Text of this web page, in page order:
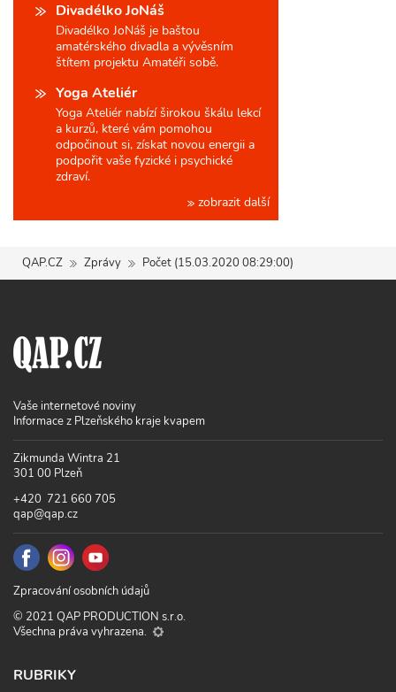
Divadélko JoNáš
Divadélko JoNáš je baštou
amatérského divadla a vývěsním
štítem projektu Amatéři sobě.
Yoga Ateliér
Yoga Ateliér nabízí širokou škálu lekcí
a kurzů, které vám pomohou
odpočinout si, získat novou energii a
podpořit vaše fyzické i psychické
zdraví.
zobrazit další
QAP.CZ Zprávy Počet (15.03.2020 08:29:00)
Vaše internetové noviny
Informace z Plzeňského kraje kvapem
Zikmunda Wintra 21
301 00 Plzeň
+420 721 660 705
qap@qap.cz
Zpracování osobních údajů
© 2021 QAP PRODUCTION s.r.o.
Všechna práva vyhrazena.
RUBRIKY